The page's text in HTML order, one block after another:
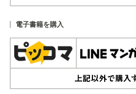
電子書籍を購入